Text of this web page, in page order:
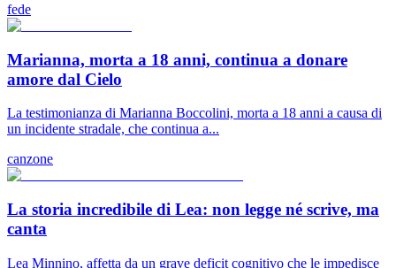
fede
Marianna, morta a 18 anni, continua a donare
amore dal Cielo
La testimonianza di Marianna Boccolini, morta a 18 anni a causa di
un incidente stradale, che continua a...
canzone
La storia incredibile di Lea: non legge né scrive, ma
canta
Lea Minnino, affetta da un grave deficit cognitivo che le impedisce